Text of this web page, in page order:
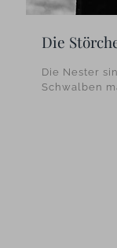
Die
Die Nester
Schwalben